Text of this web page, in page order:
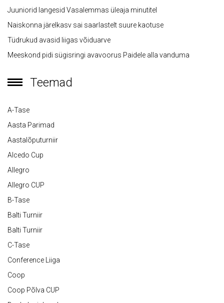
Juuniorid langesid Vasalemmas üleaja minutitel
Naiskonna järelkasv sai saarlastelt suure kaotuse
Tüdrukud avasid liigas võiduarve
Meeskond pidi sügisringi avavoorus Paidele alla vanduma
Teemad
A-Tase
Aasta Parimad
Aastalõputurniir
Alcedo Cup
Allegro
Allegro CUP
B-Tase
Balti Turniir
Balti Turniir
C-Tase
Conference Liiga
Coop
Coop Põlva CUP